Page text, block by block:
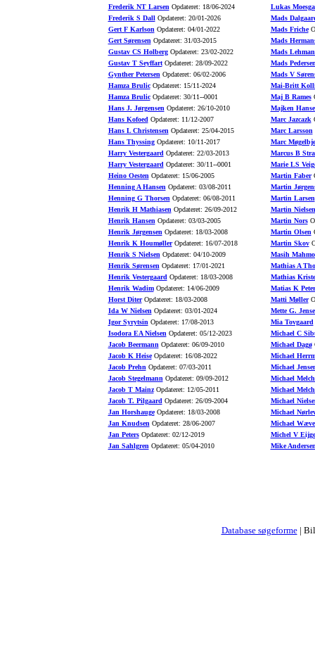
Frederik NT Larsen Opdateret: 18/06-2024
Frederik S DallOpdateret: 20/01-2026
Gert F Karlson Opdateret: 04/01-2022
Gert Sørensen Opdateret: 31/03-2015
Gustav CS HolbergOpdateret: 23/02-2022
Gustav T SeyffartOpdateret: 28/09-2022
Gynther Petersen Opdateret: 06/02-2006
Hamza BrulicOpdateret: 15/11-2024
Hamza BrulicOpdateret: 30/11--0001
Hans J. Jørgensen Opdateret: 26/10-2010
Hans Kofoed Opdateret: 11/12-2007
Hans L Christensen Opdateret: 25/04-2015
Hans ThyssingOpdateret: 10/11-2017
Harry Vestergaard Opdateret: 22/03-2013
Harry Vestergaard Opdateret: 30/11--0001
Heino Oesten Opdateret: 15/06-2005
Henning A Hansen Opdateret: 03/08-2011
Henning G Thorsen Opdateret: 06/08-2011
Henrik H Mathiasen Opdateret: 26/09-2012
Henrik Hansen Opdateret: 03/03-2005
Henrik Jørgensen Opdateret: 18/03-2008
Henrik K HoumøllerOpdateret: 16/07-2018
Henrik S Nielsen Opdateret: 04/10-2009
Henrik Sørensen Opdateret: 17/01-2021
Henrik Vestergaard Opdateret: 18/03-2008
Henrik WadimOpdateret: 14/06-2009
Horst DiterOpdateret: 18/03-2008
Ida W Nielsen Opdateret: 03/01-2024
Igor Syrytsin Opdateret: 17/08-2013
Isodora EA Nielsen Opdateret: 05/12-2023
Jacob Beermann Opdateret: 06/09-2010
Jacob K HeiseOpdateret: 16/08-2022
Jacob Prehn Opdateret: 07/03-2011
Jacob Stegelmann Opdateret: 09/09-2012
Jacob T MainzOpdateret: 12/05-2011
Jacob T. Pilgaard Opdateret: 26/09-2004
Jan HorshaugeOpdateret: 18/03-2008
Jan Knudsen Opdateret: 28/06-2007
Jan PetersOpdateret: 02/12-2019
Jan Sahlgren Opdateret: 05/04-2010
Lukas
Mads
Mads Friche
Mads
Mads
Mads
Mads V
Mai-Britt
Maj B Rames
Majken
Marc Jazcazk
Marc Larsson
Marc
Marcus B
Marie LS
Martin Faber
Martin
Martin Larsen
Martin Nielsen
Martin Nors
Martin Olsen
Martin Skov
Masih
Mathias A
Mathias
Matias K
Matti Møller
Mette G.
Mia Tovgaard
Michael C
Michael Dagø
Michael
Michael
Michael
Michael
Michael
Michael
Michael
Michel V
Mike
Database søgeforme|